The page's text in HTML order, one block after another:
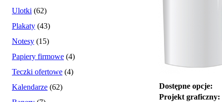
Ulotki (62)
Plakaty (43)
Notesy (15)
Papiery firmowe (4)
Teczki ofertowe (4)
Kalendarze (62)
Dostępne opcje:
Projekt graficzny: